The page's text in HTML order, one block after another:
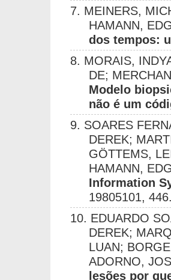
7. MEINERS,
HAMANN,
dos tempos:
8. MORAIS,
DE;
Modelo
não é um
9. SOARES
DEREK;
GÖTTEMS,
HAMANN,
Information
19805101,
10. EDUARDO
DEREK;
LUAN;
ADORNO,
lesões por